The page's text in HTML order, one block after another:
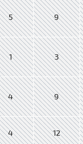
5 9
1 3
4 9
4 12